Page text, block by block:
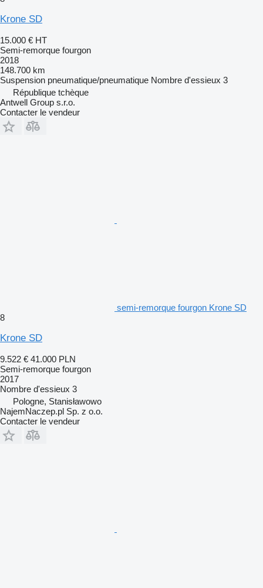
Krone SD
15.000 € HT
Semi-remorque fourgon
2018
148.700 km
Suspension pneumatique/pneumatique Nombre d'essieux 3
République tchèque
Antwell Group s.r.o.
Contacter le vendeur
semi-remorque fourgon Krone SD
8
Krone SD
9.522 € 41.000 PLN
Semi-remorque fourgon
2017
Nombre d'essieux 3
Pologne, Stanisławowo
NajemNaczep.pl Sp. z o.o.
Contacter le vendeur